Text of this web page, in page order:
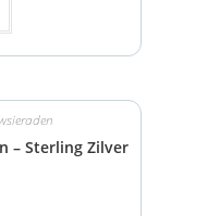
– Sterling Zilver